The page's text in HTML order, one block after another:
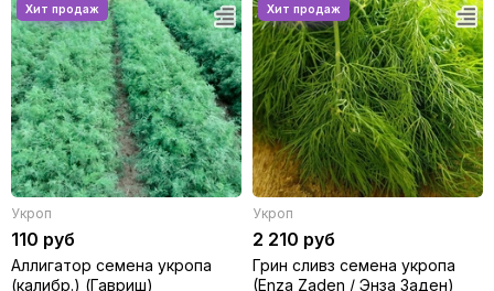
Укроп
110 руб
Аллигатор семена укропа
(калибр.) (Гавриш)
Укроп
2 210 руб
Грин сливз семена укропа
(Enza Zaden / Энза Заден)